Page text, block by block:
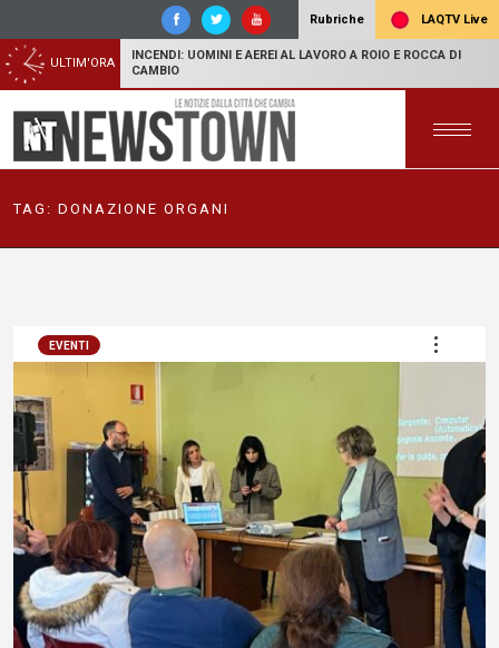
Rubriche LAQTV Live
ULTIM'ORA
INCENDI: UOMINI E AEREI AL LAVORO A ROIO E ROCCA DI
CAMBIO
TAG: DONAZIONE ORGANI
EVENTI